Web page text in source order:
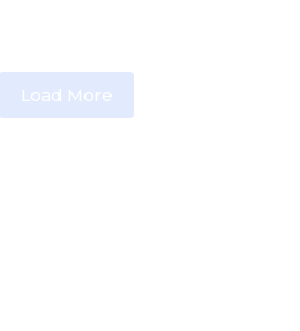
Load More